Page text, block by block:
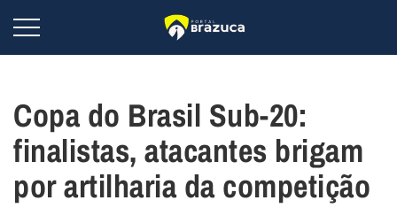
Copa do Brasil Sub-20:
finalistas, atacantes brigam
por artilharia da competição